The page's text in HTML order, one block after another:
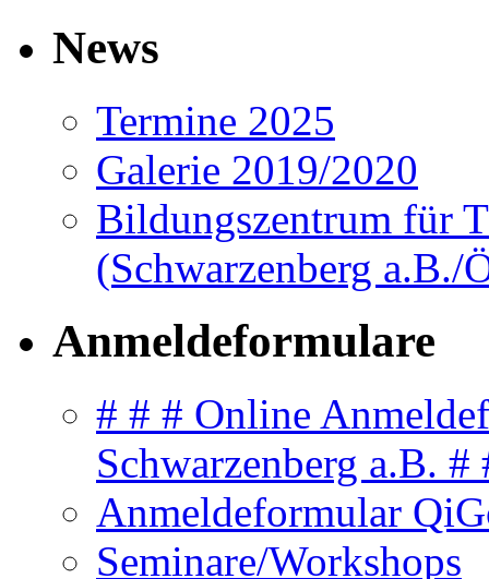
News
Termine 2025
Galerie 2019/2020
Bildungszentrum für
(Schwarzenberg a.B./
Anmeldeformulare
# # # Online
Schwarzenberg a.B. #
Anmeldeformular
Seminare/Workshops